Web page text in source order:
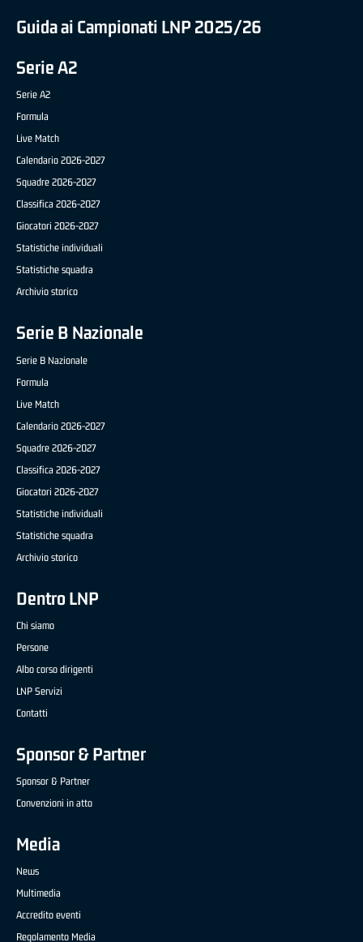
Guida ai Campionati LNP 2025/26
Serie A2
Serie A2
Formula
Live Match
Calendario 2026-2027
Squadre 2026-2027
Classifica 2026-2027
Giocatori 2026-2027
Statistiche individuali
Statistiche squadra
Archivio storico
Serie B Nazionale
Serie B Nazionale
Formula
Live Match
Calendario 2026-2027
Squadre 2026-2027
Classifica 2026-2027
Giocatori 2026-2027
Statistiche individuali
Statistiche squadra
Archivio storico
Dentro LNP
Chi siamo
Persone
Albo corso dirigenti
LNP Servizi
Contatti
Sponsor & Partner
Sponsor & Partner
Convenzioni in atto
Media
News
Multimedia
Accredito eventi
Regolamento Media